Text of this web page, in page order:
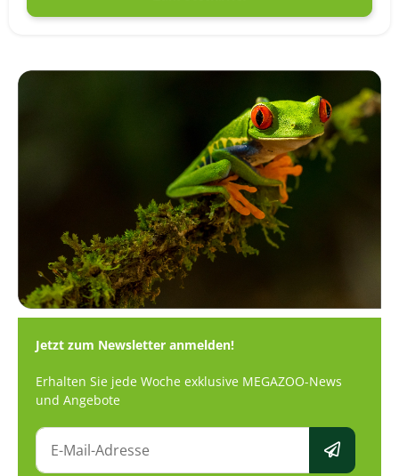
Jetzt zum Newsletter anmelden!
Erhalten Sie jede Woche exklusive MEGAZOO-News
und Angebote